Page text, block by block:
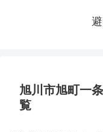
旭川市旭町一
覧